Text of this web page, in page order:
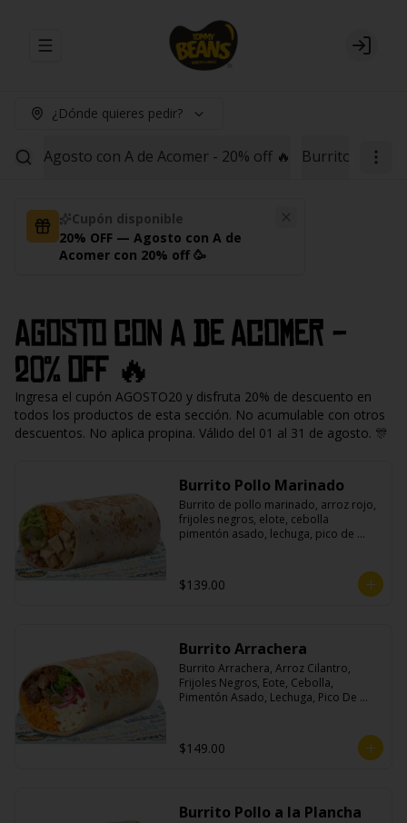
Abrir menu de navegación Login
¿Dónde quieres pedir?
Agosto con A de Acomer - 20% off 🔥 Burritos Red
Cupón disponible
20% OFF — Agosto con A de
Acomer con 20% off 🥳
Agosto con A de Acomer -
20% off 🔥
Ingresa el cupón AGOSTO20 y disfruta 20% de descuento en
todos los productos de esta sección. No acumulable con otros
descuentos. No aplica propina. Válido del 01 al 31 de agosto. 🎊
Burrito Pollo Marinado
Burrito de pollo marinado, arroz rojo,
frijoles negros, elote, cebolla
pimentón asado, lechuga, pico de
$139.00
Burrito Arrachera
Burrito Arrachera, Arroz Cilantro,
Frijoles Negros, Eote, Cebolla,
Pimentón Asado, Lechuga, Pico De
$149.00
Burrito Pollo a la Plancha